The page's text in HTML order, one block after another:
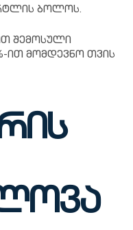
ბოლოს.
შემოსული
ით მომდევნო თვის